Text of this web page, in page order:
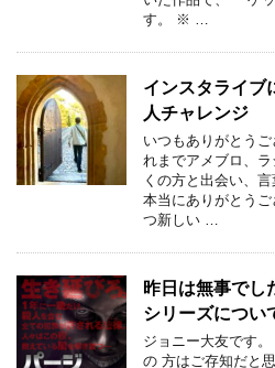
す。 ※ …
インスタライブ
人チャレンジ
いつもありがとうご
れまでアメブロ、
くの方と出会い、
本当にありがとう
つ新しい …
昨日は無事でし
シリーズについ
ジョニー大友です
の 方はご存知だと